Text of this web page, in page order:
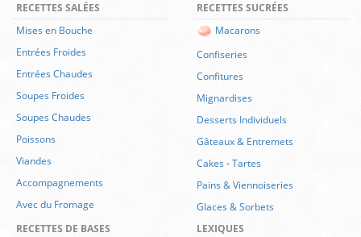
RECETTES SALÉES
Mises en Bouche
Entrées Froides
Entrées Chaudes
Soupes Froides
Soupes Chaudes
Poissons
Viandes
Accompagnements
Avec du Fromage
RECETTES SUCRÉES
Macarons
Confiseries
Confitures
Mignardises
Desserts Individuels
Gâteaux & Entremets
Cakes-Tartes
Pains & Viennoiseries
Glaces & Sorbets
RECETTES DE BASES
LEXIQUES